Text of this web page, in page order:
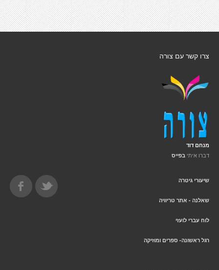
צרו קשר עם צורה
מנחם דוד
דברו איתי בפייס
שיעורי גיטרה
שאלנה - אתר טריוויה
לוח עברי לועזי
רגל ראשונה- ספרים ומוזיקה